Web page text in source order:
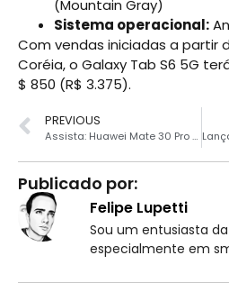
(Mountain Gray)
Sistema operacional:
Com vendas iniciadas a partir
Coréia, o Galaxy Tab S6 5G
$ 850 (R$ 3.375).
PREVIOUS
Assista: Huawei Mate 30 Pro é tortutado por Zack Nelson
Publicado por:
Felipe Lupetti
Sou um entusiasta
especialmente em